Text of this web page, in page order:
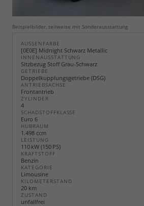
Beispielbilder, teilweise mit Sonderausstattung
AUSSENFARBE
[0E0E] Midnight Schwarz Metallic
INNENAUSSTATTUNG
Sitzbezug Stoff Grau-Schwarz
GETRIEBE
Doppelkupplungsgetriebe (DSG)
ANTRIEBSACHSE
Frontantrieb
ZYLINDER
4
SCHADSTOFFKLASSE
Euro 6
HUBRAUM
1.498 ccm
LEISTUNG
110 kW (150 PS)
KRAFTSTOFF
Benzin
KATEGORIE
Limousine
KILOMETERSTAND
20 km
ZUSTAND
unfallfrei